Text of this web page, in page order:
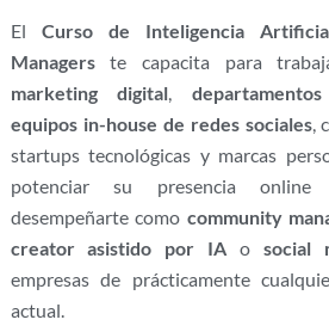
El Curso de Inteligencia
Managerste capacita para
marketing digital,
equipos in-house de redes sociales,
startups tecnológicas y marcas
potenciar su presencia online
desempeñarte como community
creator asistido por IA o social
empresas de prácticamente
actual.